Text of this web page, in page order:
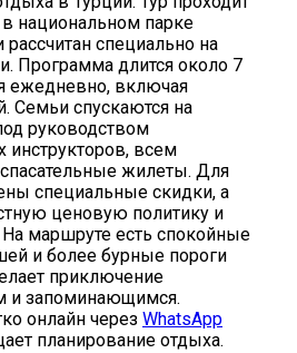
национальном парке
специально на
Программа длится около 7
ежедневно, включая
Семьи спускаются на
руководством
инструкторов, всем
жилеты. Для
специальные скидки, а
ценовую политику и
маршруте есть спокойные
и более бурные пороги
приключение
и запоминающимся.
онлайн через WhatsApp
планирование отдыха.